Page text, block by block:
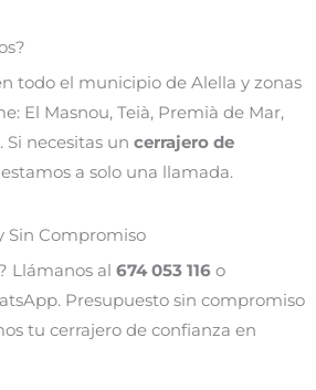
todo el municipio de Alella y zonas
El Masnou, Teià, Premià de Mar,
necesitas un cerrajero de
estamos a solo una llamada.
Sin Compromiso
Llámanos al 674 053 116 o
Presupuesto sin compromiso
tu cerrajero de confianza en